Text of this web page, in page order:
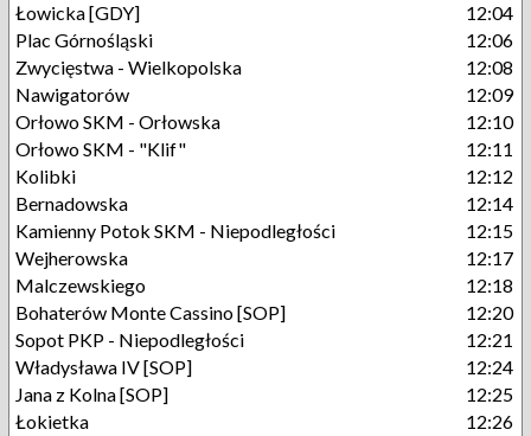
Łowicka [GDY]
12:04
Plac Górnośląski
12:06
Zwycięstwa - Wielkopolska
12:08
Nawigatorów
12:09
Orłowo SKM - Orłowska
12:10
Orłowo SKM - "Klif"
12:11
Kolibki
12:12
Bernadowska
12:14
Kamienny Potok SKM - Niepodległości
12:15
Wejherowska
12:17
Malczewskiego
12:18
Bohaterów Monte Cassino [SOP]
12:20
Sopot PKP - Niepodległości
12:21
Władysława IV [SOP]
12:24
Jana z Kolna [SOP]
12:25
Łokietka
12:26